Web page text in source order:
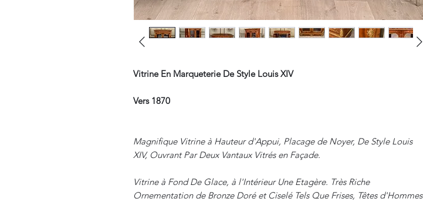
Vitrine En Marqueterie De Style Louis XIV
Vers 1870
Magnifique Vitrine à Hauteur d'Appui, Placage de Noyer, De Style Louis
XIV, Ouvrant Par Deux Vantaux Vitrés en Façade.
Vitrine à Fond De Glace, à l'Intérieur Une Etagère. Très Riche
Ornementation de Bronze Doré et Ciselé Tels Que Frises, Têtes d'Hommes